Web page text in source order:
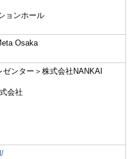
ョンホール
Osaka
ンター＞株式会社NANKAI
会社